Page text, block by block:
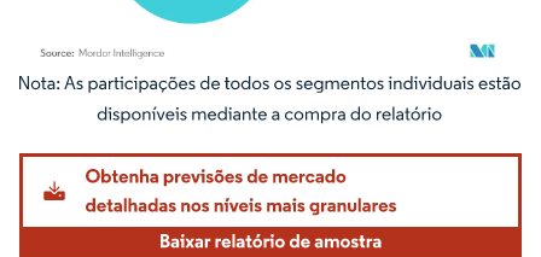
Imagem © Mordor Intelligence. O reuso requer atribuição conforme CC BY 4.0.